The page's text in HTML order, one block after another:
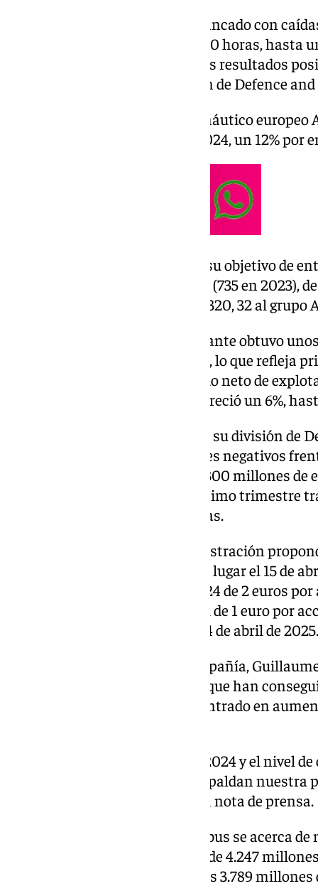
han arrancado con
bajar un 2,65% en torno a las 9.30 horas, hasta
título, después de anunciar unos resultados
costes adicionales en la división de Defence and
En concreto, el fabricante aeronáutico
de 4.232 millones de euros en 2024, un 12% por
En 2024, Airbus casi consiguió su objetivo de
quedándose en las 766 entregas (735 en 2023),
familia A220, 602 a la familia A320, 32 al grupo
La división comercial del fabricante obtuvo
euros el año pasado, un 6% más, lo que refleja
número de entregas. El resultado neto de
segmento de negocio también creció un 6%,
No obstante, el Ebit ajustado de su división de
‘números rojos’, con 566 millones negativos
antes, afectado por cargos de 1.300 millones
espaciales, 300 de ellos en el último trimestre
profundidad todos los programas.
Asimismo, el consejo de administración
Accionistas de 2025, que tendrá lugar el 15 de
correspondiente al ejercicio 2024 de 2 euros
de 2023, y un dividendo especial de 1 euro por
fecha de pago propuesta es el 24 de abril de 2025.
El consejero delegado de la compañía,
sido un desafío para ellos, pero que han
A lo largo de este año, se han centrado en
«Los resultados financieros de 2024 y el nivel
nuestro rendimiento futuro respaldan nuestra
dividendo», ha añadido Faury en nota de prensa.
Con esta cifra de beneficios, Airbus se acerca
histórica de ganancias, que fue de 4.247
beneficios se redujeron hasta los 3.789